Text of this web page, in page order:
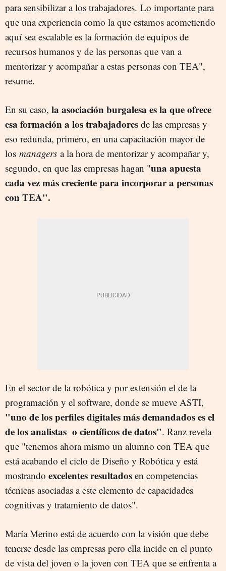
para sensibilizar a los trabajadores. Lo importante para
que una experiencia como la que estamos acometiendo
aquí sea escalable es la formación de equipos de
recursos humanos y de las personas que van a
mentorizar y acompañar a estas personas con TEA",
resume.
En su caso, la asociación burgalesa es la que ofrece
esa formación a los trabajadores de las empresas y
eso redunda, primero, en una capacitación mayor de
los managers a la hora de mentorizar y acompañar y,
segundo, en que las empresas hagan "una apuesta
cada vez más creciente para incorporar a personas
con TEA".
En el sector de la robótica y por extensión el de la
programación y el software, donde se mueve ASTI,
"uno de los perfiles digitales más demandados es el
de los analistas o científicos de datos". Ranz revela
que "tenemos ahora mismo un alumno con TEA que
está acabando el ciclo de Diseño y Robótica y está
mostrando excelentesresultados en competencias
técnicas asociadas a este elemento de capacidades
cognitivas y tratamiento de datos".
María Merino está de acuerdo con la visión que debe
tenerse desde las empresas pero ella incide en el punto
de vista del joven o la joven con TEA que se enfrenta a